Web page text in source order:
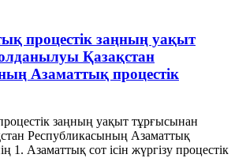
процестік заңның уақыт
Қазақстан
Азаматтық процестік
заңның уақыт тұрғысынан
Республикасының Азаматтық
1. Азаматтық сот ісін жүргізу процестік